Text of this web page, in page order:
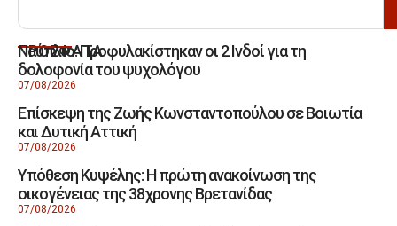
ΠΡΟΣΦΑΤΑ
Ναύπλιο: Προφυλακίστηκαν οι 2 Ινδοί για τη
δολοφονία του ψυχολόγου
07/08/2026
Επίσκεψη της Ζωής Κωνσταντοπούλου σε Βοιωτία
και Δυτική Αττική
07/08/2026
Υπόθεση Κυψέλης: Η πρώτη ανακοίνωση της
οικογένειας της 38χρονης Βρετανίδας
07/08/2026